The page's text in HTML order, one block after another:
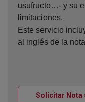
usufructo…- y su
limitaciones.
Este servicio
al inglés de la
Solicitar Nota